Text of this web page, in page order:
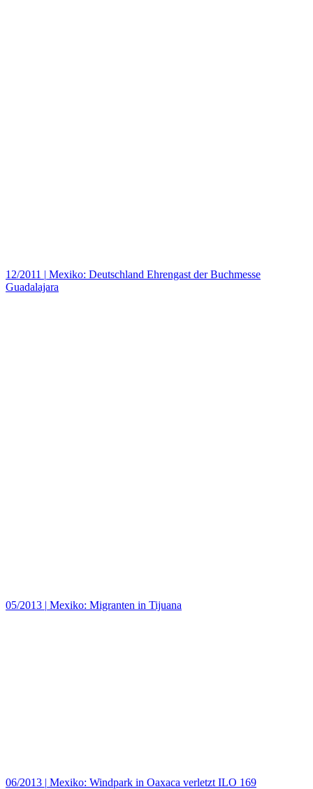
12/2011 | Mexiko: Deutschland Ehrengast der Buchmesse
Guadalajara
05/2013 | Mexiko: Migranten in Tijuana
06/2013 | Mexiko: Windpark in Oaxaca verletzt ILO 169